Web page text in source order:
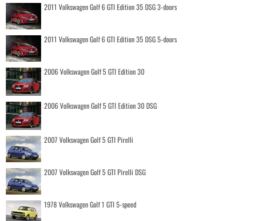
2011 Volkswagen Golf 6 GTI Edition 35 DSG 3-doors
2011 Volkswagen Golf 6 GTI Edition 35 DSG 5-doors
2006 Volkswagen Golf 5 GTI Edition 30
2006 Volkswagen Golf 5 GTI Edition 30 DSG
2007 Volkswagen Golf 5 GTI Pirelli
2007 Volkswagen Golf 5 GTI Pirelli DSG
1978 Volkswagen Golf 1 GTI 5-speed